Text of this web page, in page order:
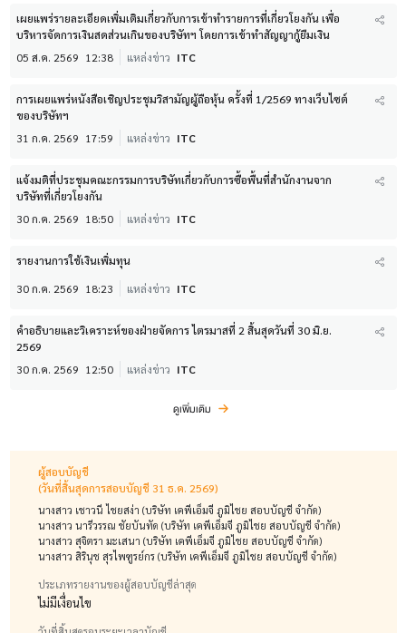
เผยแพร่รายละเอียดเพิ่มเติมเกี่ยวกับการเข้าทำรายการที่เกี่ยวโยงกัน เพื่อ
บริหารจัดการเงินสดส่วนเกินของบริษัทฯ โดยการเข้าทำสัญญากู้ยืมเงิน
05 ส.ค. 2569 12:38 แหล่งข่าว ITC
การเผยแพร่หนังสือเชิญประชุมวิสามัญผู้ถือหุ้น ครั้งที่ 1/2569 ทางเว็บไซต์
ของบริษัทฯ
31 ก.ค. 2569 17:59 แหล่งข่าว ITC
แจ้งมติที่ประชุมคณะกรรมการบริษัทเกี่ยวกับการซื้อพื้นที่สำนักงานจาก
บริษัทที่เกี่ยวโยงกัน
30 ก.ค. 2569 18:50 แหล่งข่าว ITC
รายงานการใช้เงินเพิ่มทุน
30 ก.ค. 2569 18:23 แหล่งข่าว ITC
คำอธิบายและวิเคราะห์ของฝ่ายจัดการ ไตรมาสที่ 2 สิ้นสุดวันที่ 30 มิ.ย.
2569
30 ก.ค. 2569 12:50 แหล่งข่าว ITC
ดูเพิ่มเติม
ผู้สอบบัญชี
(วันที่สิ้นสุดการสอบบัญชี 31 ธ.ค. 2569)
นางสาว เชาวนี ไชยสง่า (บริษัท เคพีเอ็มจี ภูมิไชย สอบบัญชี จำกัด)
นางสาว นารีวรรณ ชัยบันทัด (บริษัท เคพีเอ็มจี ภูมิไชย สอบบัญชี จำกัด)
นางสาว สุจิตรา มะเสนา (บริษัท เคพีเอ็มจี ภูมิไชย สอบบัญชี จำกัด)
นางสาว สิรินุช สุรไพฑูรย์กร (บริษัท เคพีเอ็มจี ภูมิไชย สอบบัญชี จำกัด)
ประเภทรายงานของผู้สอบบัญชีล่าสุด
ไม่มีเงื่อนไข